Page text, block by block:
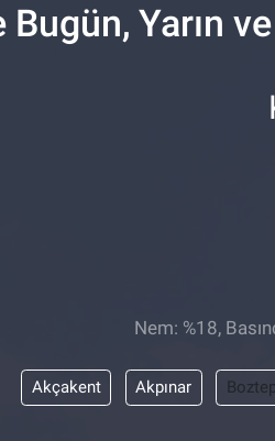
Bugün, Yarın
Nem: %18,
Akçakent Akpınar